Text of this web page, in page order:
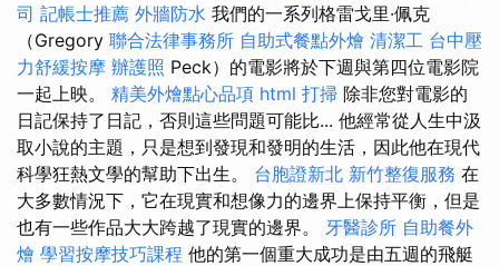
司 記帳士推薦 外牆防水 我們的一系列格雷戈里·佩克
（Gregory 聯合法律事務所 自助式餐點外燴 清潔工 台中壓
力舒緩按摩 辦護照 Peck）的電影將於下週與第四位電影院
一起上映。 精美外燴點心品項 html 打掃 除非您對電影的
日記保持了日記，否則這些問題可能比... 他經常從人生中汲
取小說的主題，只是想到發現和發明的生活，因此他在現代
科學狂熱文學的幫助下出生。 台胞證新北 新竹整復服務 在
大多數情況下，它在現實和想像力的邊界上保持平衡，但是
也有一些作品大大跨越了現實的邊界。 牙醫診所 自助餐外
燴 學習按摩技巧課程 他的第一個重大成功是由五週的飛艇